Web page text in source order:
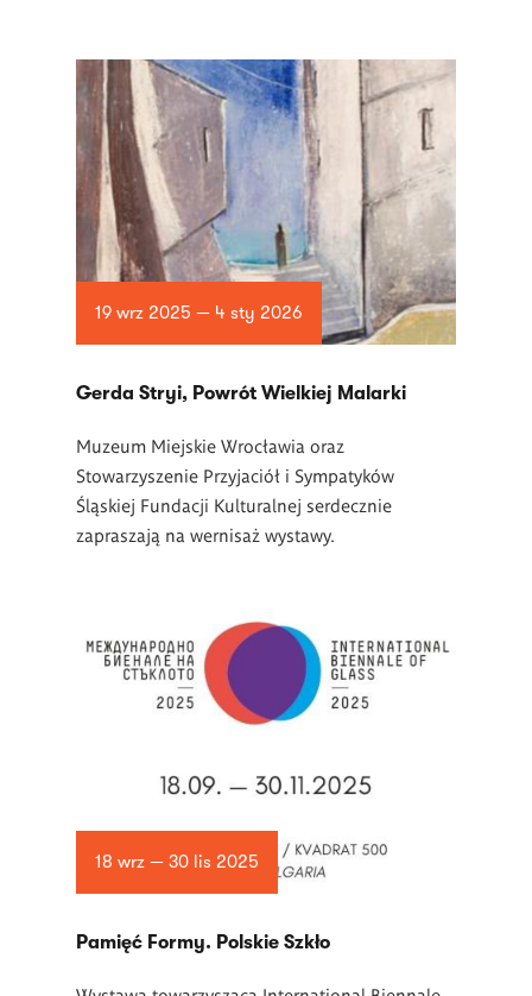
19 wrz 2025 — 4 sty 2026
Gerda Stryi, Powrót Wielkiej Malarki
Muzeum Miejskie Wrocławia oraz
Stowarzyszenie Przyjaciół i Sympatyków
Śląskiej Fundacji Kulturalnej serdecznie
zapraszają na wernisaż wystawy.
18 wrz — 30 lis 2025
Pamięć Formy. Polskie Szkło